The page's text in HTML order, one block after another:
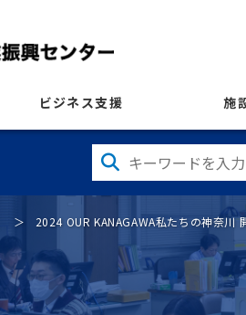
ビジネス支援 施
2024 OUR KANAGAWA私たちの神奈川